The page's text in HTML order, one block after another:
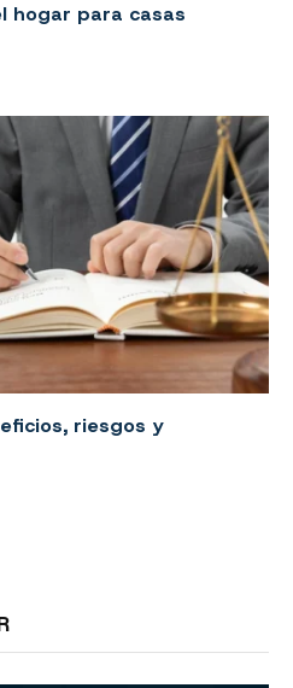
hogar para casas
riesgos y